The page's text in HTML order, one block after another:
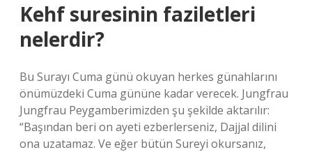
Kehf suresinin faziletleri
nelerdir?
Bu Surayı Cuma günü okuyan herkes günahlarını
önümüzdeki Cuma gününe kadar verecek. Jungfrau
Jungfrau Peygamberimizden şu şekilde aktarılır:
“Başından beri on ayeti ezberlerseniz, Dajjal dilini
ona uzatamaz. Ve eğer bütün Sureyi okursanız,